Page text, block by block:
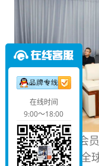
各位副会长及会
报，并就2022全
在线时间
9:00～18:00